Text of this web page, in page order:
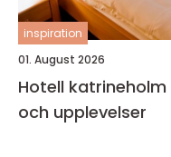
inspiration
01. August 2026
Hotell katrineholm en guide till boende, läge
och upplevelser